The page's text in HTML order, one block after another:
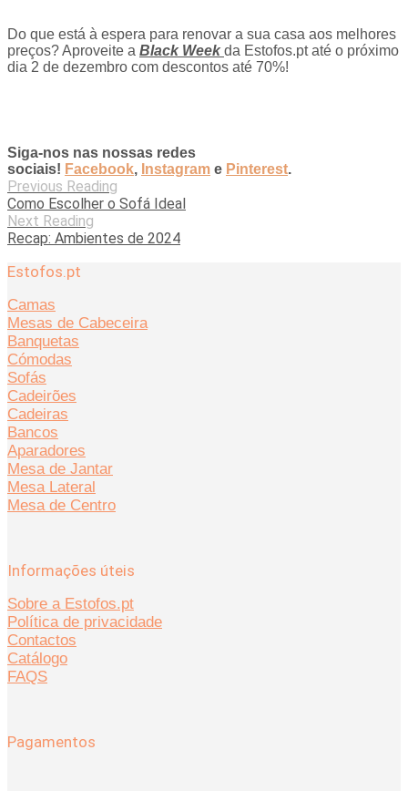
Do que está à espera para renovar a sua casa aos melhores
preços? Aproveite a Black Week da Estofos.pt até o próximo
dia 2 de dezembro com descontos até 70%!
Siga-nos nas nossas redes
sociais! Facebook, Instagram e Pinterest.
Previous Reading
Como Escolher o Sofá Ideal
Next Reading
Recap: Ambientes de 2024
Estofos.pt
Camas
Mesas de Cabeceira
Banquetas
Cómodas
Sofás
Cadeirões
Cadeiras
Bancos
Aparadores
Mesa de Jantar
Mesa Lateral
Mesa de Centro
Informações úteis
Sobre a Estofos.pt
Política de privacidade
Contactos
Catálogo
FAQS
Pagamentos